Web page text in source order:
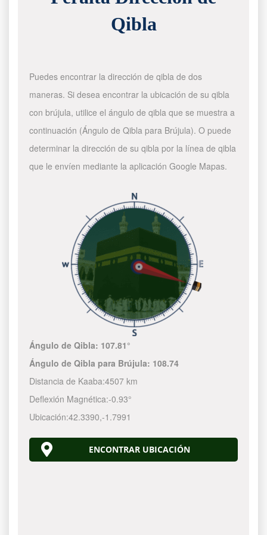
Qibla
Puedes encontrar la dirección de qibla de dos
maneras. Si desea encontrar la ubicación de su qibla
con brújula, utilice el ángulo de qibla que se muestra a
continuación (Ángulo de Qibla para Brújula). O puede
determinar la dirección de su qibla por la línea de qibla
que le envíen mediante la aplicación Google Mapas.
Ángulo de Qibla: 107.81°
Ángulo de Qibla para Brújula: 108.74
Distancia de Kaaba:4507 km
Deflexión Magnética:-0.93°
Ubicación:42.3390,-1.7991
ENCONTRAR UBICACIÓN